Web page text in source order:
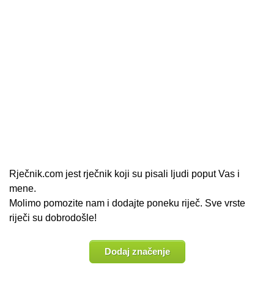
Rječnik.com jest rječnik koji su pisali ljudi poput Vas i
mene.
Molimo pomozite nam i dodajte poneku riječ. Sve vrste
riječi su dobrodošle!
Dodaj značenje